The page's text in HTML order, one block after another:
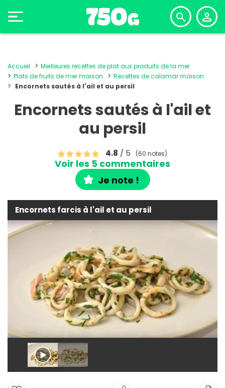
Accueil
Meilleures recettes de plat aux produits de la mer
Plats de fruits de mer maison
Recettes de calamar maison
Encornets sautés à l'ail et au persil
Encornets sautés à l'ail et
au persil
4.8 / 5 (60 notes)
Voir les 5 commentaires
Je note !
Encornets farcis à l'ail et au persil